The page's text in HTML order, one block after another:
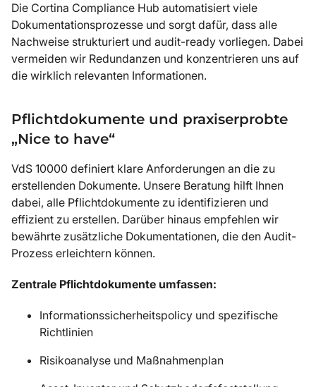
Die Cortina Compliance Hub automatisiert viele
Dokumentationsprozesse und sorgt dafür, dass alle
Nachweise strukturiert und audit-ready vorliegen. Dabei
vermeiden wir Redundanzen und konzentrieren uns auf
die wirklich relevanten Informationen.
Pflichtdokumente und praxiserprobte
„Nice to have“
VdS 10000 definiert klare Anforderungen an die zu
erstellenden Dokumente. Unsere Beratung hilft Ihnen
dabei, alle Pflichtdokumente zu identifizieren und
effizient zu erstellen. Darüber hinaus empfehlen wir
bewährte zusätzliche Dokumentationen, die den Audit-
Prozess erleichtern können.
Zentrale Pflichtdokumente umfassen:
Informationssicherheitspolicy und spezifische
Richtlinien
Risikoanalyse und Maßnahmenplan